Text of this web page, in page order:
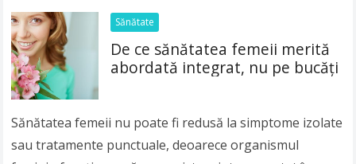
Sănătate
De ce sănătatea femeii merită
abordată integrat, nu pe bucăți
Sănătatea femeii nu poate fi redusă la simptome izolate
sau tratamente punctuale, deoarece organismul